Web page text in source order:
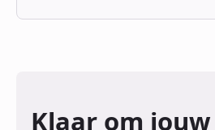
Klaar om